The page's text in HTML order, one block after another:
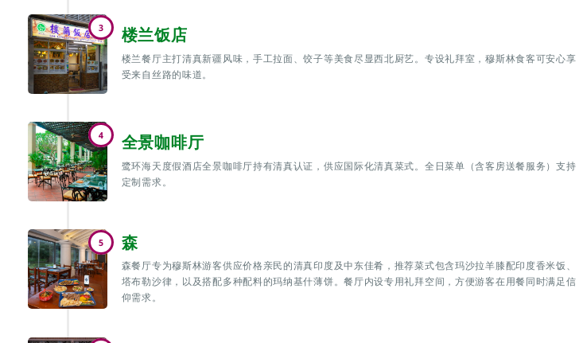
3 楼兰饭店
楼兰餐厅主打清真新疆风味，手工拉面、饺子等美食尽显西北厨艺。专设礼拜室，穆斯林食客可安心享
受来自丝路的味道。
4 全景咖啡厅
鹭环海天度假酒店全景咖啡厅持有清真认证，供应国际化清真菜式。全日菜单（含客房送餐服务）支持
定制需求。
5 森
森餐厅专为穆斯林游客供应价格亲民的清真印度及中东佳肴，推荐菜式包含玛沙拉羊膝配印度香米饭、
塔布勒沙律，以及搭配多种配料的玛纳基什薄饼。餐厅内设专用礼拜空间，方便游客在用餐同时满足信
仰需求。